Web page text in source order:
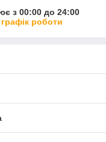
з 00:00 до 24:00
роботи